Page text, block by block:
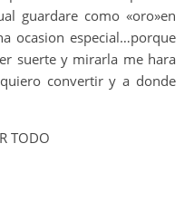
guardare como «oro»en
ocasion especial…porque
suerte y mirarla me hara
convertir y a donde
TODO